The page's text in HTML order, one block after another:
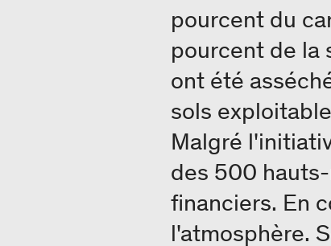
pourcent du
pourcent de la
ont été
sols
Malgré
des 500
financiers. En
l'atmosphère.